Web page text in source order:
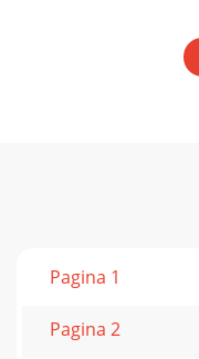
Pagina 1
Pagina 2